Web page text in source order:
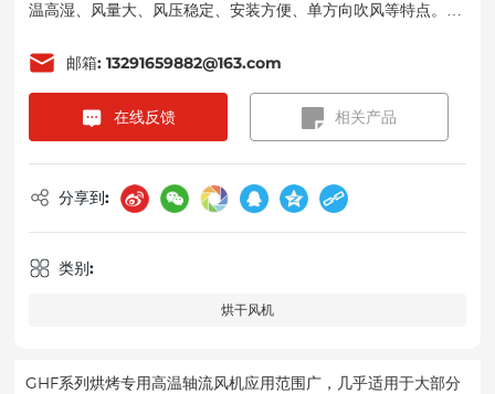
GHF系列烘烤专用高温轴流风机应用范围广，几乎适用于大部分
温高湿、风量大、风压稳定、安装方便、单方向吹风等特点。该
邮箱: 13291659882@163.com
在线反馈 相关产品
分享到:
类别:
烘干风机